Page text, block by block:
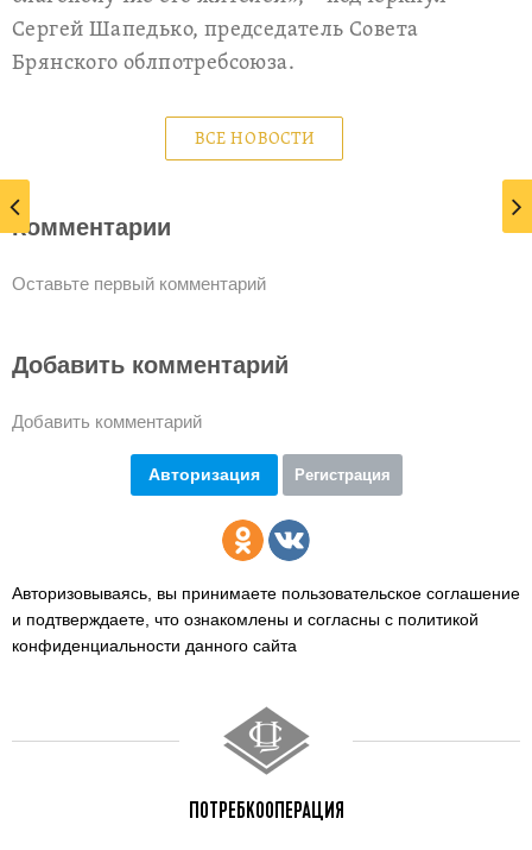
Сергей Шапедько, председатель Совета
Брянского облпотребсоюза.
ВСЕ НОВОСТИ
Комментарии
Оставьте первый комментарий
Добавить комментарий
Добавить комментарий
Авторизация Регистрация
Авторизовываясь, вы принимаете пользовательское соглашение
и подтверждаете, что ознакомлены и согласны с политикой
конфиденциальности данного сайта
ПОТРЕБКООПЕРАЦИЯ